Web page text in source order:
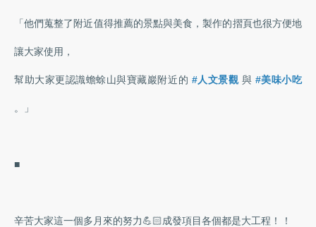
「他們蒐整了附近值得推薦的景點與美食，製作的摺頁也很方便地
讓大家使用，
幫助大家更認識蟾蜍山與寶藏巖附近的 #人文景觀 與 #美味小吃
。」
■
辛苦大家這一個多月來的努力💪🏻成發項目各個都是大工程！！